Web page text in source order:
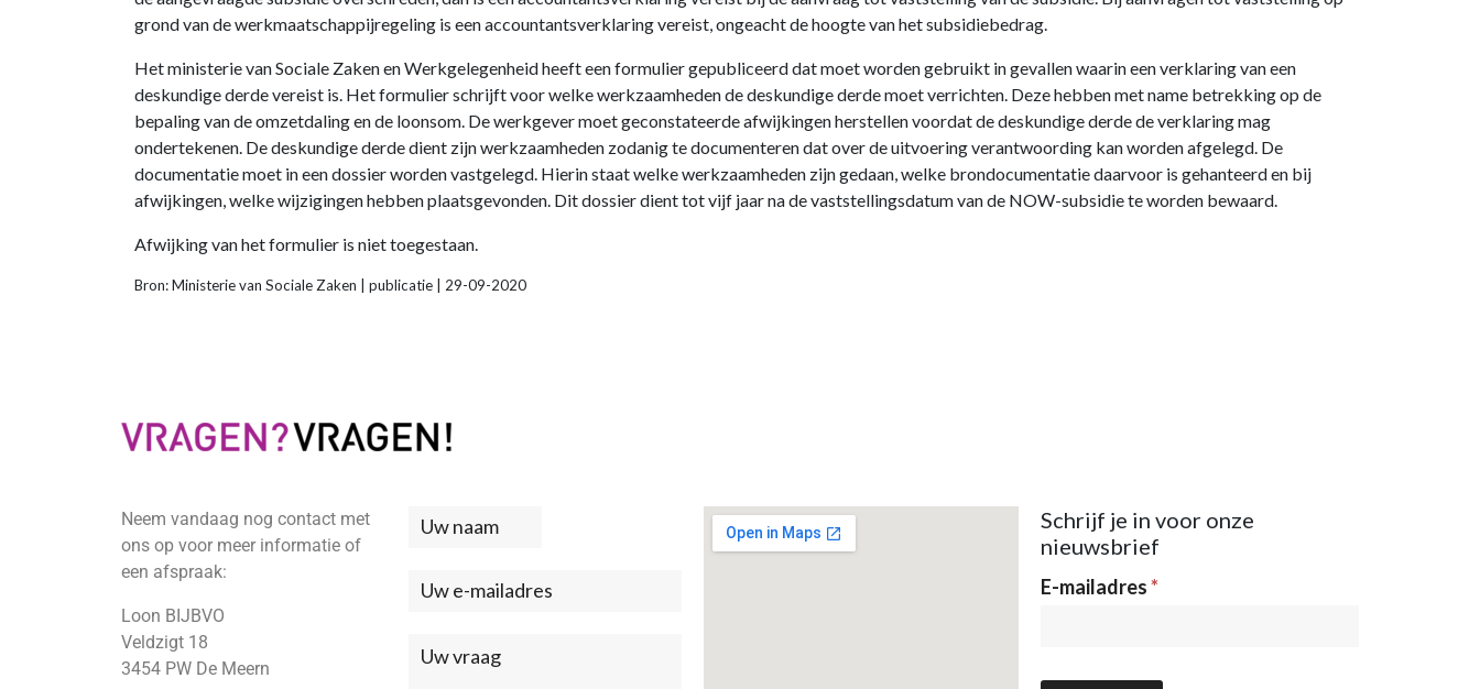
grond van de werkmaatschappijregeling is een accountantsverklaring vereist, ongeacht de hoogte van het subsidiebedrag.
Het ministerie van Sociale Zaken en Werkgelegenheid heeft een formulier gepubliceerd dat moet worden gebruikt in gevallen waarin een verklaring van een
deskundige derde vereist is. Het formulier schrijft voor welke werkzaamheden de deskundige derde moet verrichten. Deze hebben met name betrekking op de
bepaling van de omzetdaling en de loonsom. De werkgever moet geconstateerde afwijkingen herstellen voordat de deskundige derde de verklaring mag
ondertekenen. De deskundige derde dient zijn werkzaamheden zodanig te documenteren dat over de uitvoering verantwoording kan worden afgelegd. De
documentatie moet in een dossier worden vastgelegd. Hierin staat welke werkzaamheden zijn gedaan, welke brondocumentatie daarvoor is gehanteerd en bij
afwijkingen, welke wijzigingen hebben plaatsgevonden. Dit dossier dient tot vijf jaar na de vaststellingsdatum van de NOW-subsidie te worden bewaard.
Afwijking van het formulier is niet toegestaan.
Bron: Ministerie van Sociale Zaken | publicatie | 29-09-2020
Neem vandaag nog contact met
ons op voor meer informatie of
een afspraak:
Loon BIJBVO
Veldzigt 18
3454 PW De Meern
Neem
met
ons
Schrijf je in voor onze
nieuwsbrief
Nieuwsbrief
E-mailadres*